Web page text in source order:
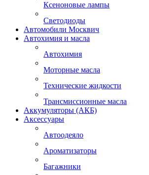
Ксеноновые лампы
Светодиоды
Автомобили Москвич
Автохимия и масла
Автохимия
Моторные масла
Технические жидкости
Трансмиссионные масла
Аккумуляторы (АКБ)
Аксессуары
Автоодеяло
Ароматизаторы
Багажники